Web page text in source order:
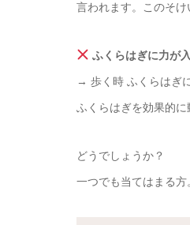
言われます。このそ
ふくらはぎに力が
→ 歩く時 ふくらはぎ
ふくらはぎを効果的に
どうでしょうか？
一つでも当てはまる方